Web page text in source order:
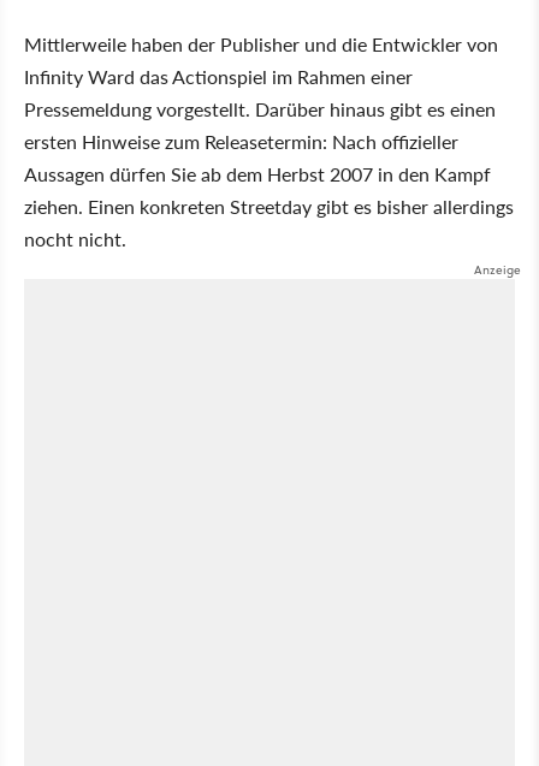
Mittlerweile haben der Publisher und die Entwickler von
Infinity Ward das Actionspiel im Rahmen einer
Pressemeldung vorgestellt. Darüber hinaus gibt es einen
ersten Hinweise zum Releasetermin: Nach offizieller
Aussagen dürfen Sie ab dem Herbst 2007 in den Kampf
ziehen. Einen konkreten Streetday gibt es bisher allerdings
nocht nicht.